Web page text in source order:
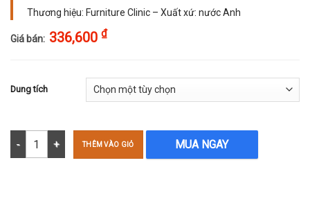
Thương hiệu: Furniture Clinic – Xuất xứ: nước Anh
Giá bán: 336,600 ₫
Dung tích
Dầu bóng phục hồi gỗ - Wood Reviver 250ml số lượng
THÊM VÀO GIỎ MUA NGAY